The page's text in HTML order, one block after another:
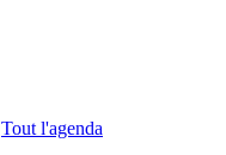
Tout l'agenda